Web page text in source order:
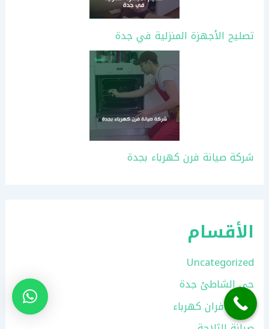
تصليح الأجهزة المنزلية في جدة
شركة صيانة فرن كهرباء بجدة
الأقسام
Uncategorized
حي الشاطئ جدة
صيانة افران كهرباء